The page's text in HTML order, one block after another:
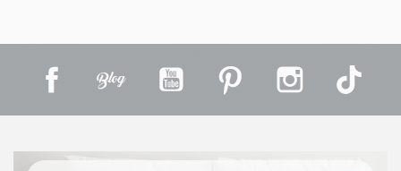
Facebook YouTube Pinterest Instagram